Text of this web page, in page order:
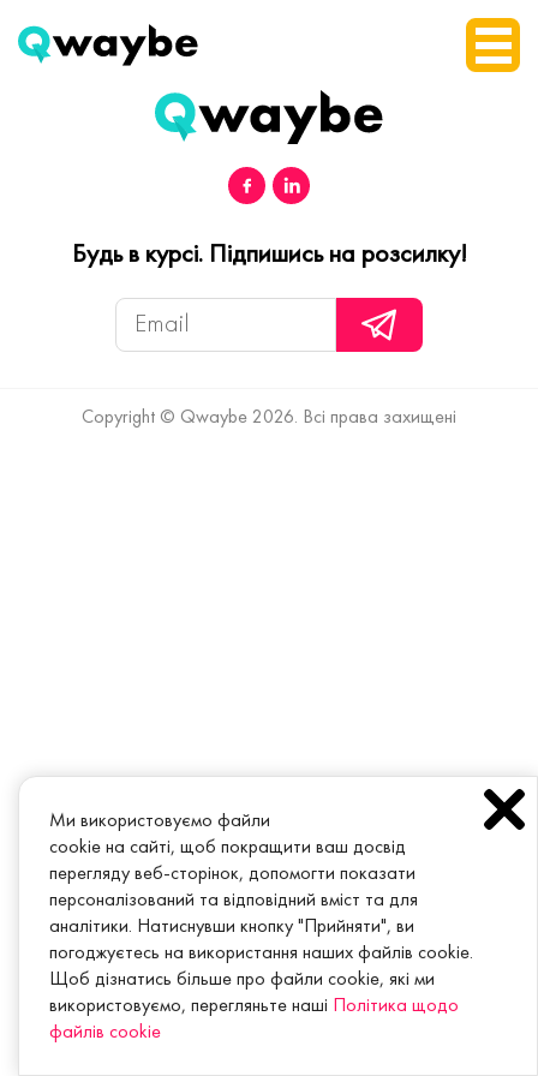
Будь в курсі. Підпишись на розсилку!
Copyright © Qwaybe 2026. Всі права захищені
Ми використовуємо файли
cookie на сайті, щоб покращити ваш досвід
перегляду веб-сторінок, допомогти показати
персоналізований та відповідний вміст та для
аналітики. Натиснувши кнопку "Прийняти", ви
погоджуєтесь на використання наших файлів cookie.
Щоб дізнатись більше про файли cookie, які ми
використовуємо, перегляньте наші Політика щодо
файлів cookie